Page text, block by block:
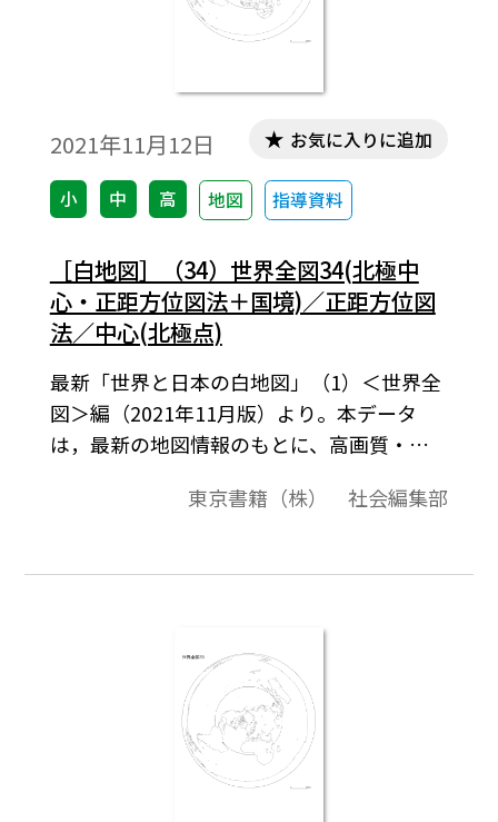
2021年11月12日
小 中 高 地図 指導資料
お気に入りに追加
［白地図］（34）世界全図34(北極中
心・正距方位図法＋国境)／正距方位図
法／中心(北極点)
最新「世界と日本の白地図」（1）＜世界全
図＞編（2021年11月版）より。本データ
は，最新の地図情報のもとに、高画質・高
ワークシート作成などで，自由に加工・編
東京書籍（株） 社会編集部